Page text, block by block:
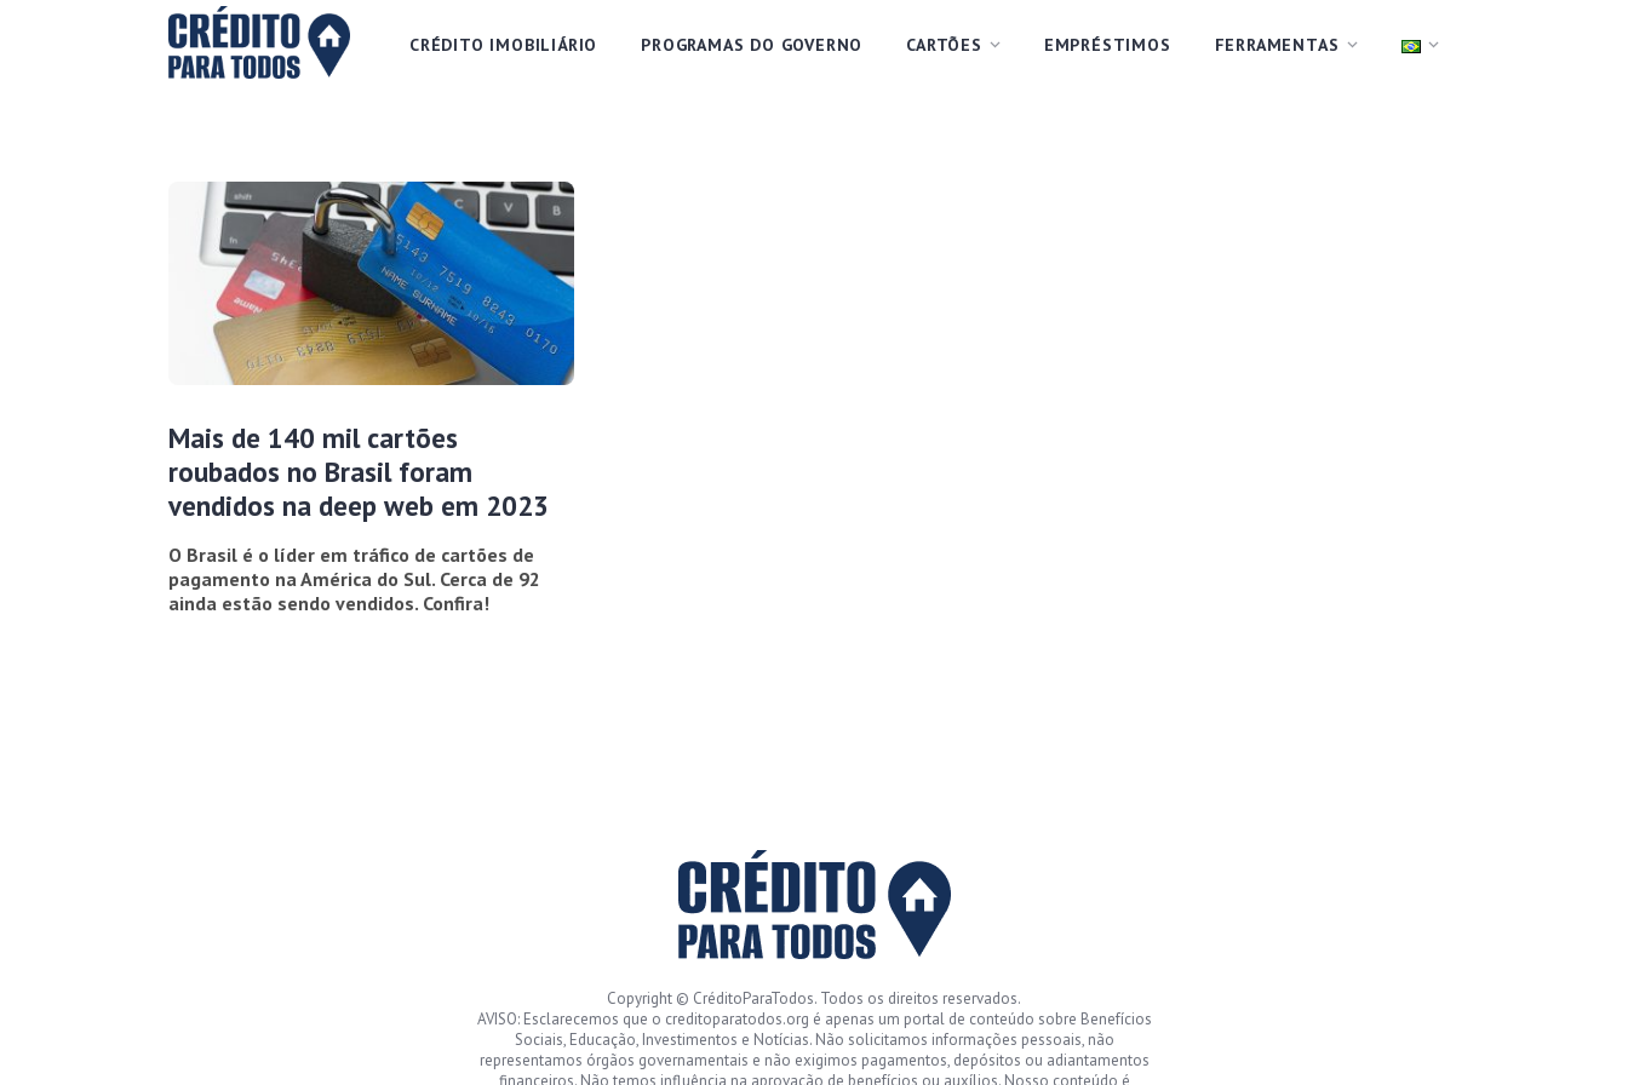
CRÉDITO IMOBILIÁRIO PROGRAMAS DO GOVERNO CARTÕES EMPRÉSTIMOS FERRAMENTAS
Mais de 140 mil cartões
roubados no Brasil foram
vendidos na deep web em 2023
O Brasil é o líder em tráfico de cartões de
pagamento na América do Sul. Cerca de 92
ainda estão sendo vendidos. Confira!
Copyright © CréditoParaTodos. Todos os direitos reservados.
AVISO: Esclarecemos que o creditoparatodos.org é apenas um portal de conteúdo sobre Benefícios
Sociais, Educação, Investimentos e Notícias. Não solicitamos informações pessoais, não
representamos órgãos governamentais e não exigimos pagamentos, depósitos ou adiantamentos
financeiros. Não temos influência na aprovação de benefícios ou auxílios. Nosso conteúdo é